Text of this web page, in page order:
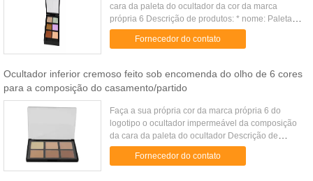
cara da paleta do ocultador da cor da marca
própria 6 Descrição de produtos: * nome: Paleta
impermeável matte do ocultador de 6 cores * peso:
80 g * tamanho: 7.5X8X1...
Fornecedor do contato
Ocultador inferior cremoso feito sob encomenda do olho de 6 cores
para a composição do casamento/partido
Faça a sua própria cor da marca própria 6 do
logotipo o ocultador impermeável da composição
da cara da paleta do ocultador Descrição de
produtos: * nome: Paleta impermeável do
ocultador da cor da marca própria ...
Fornecedor do contato